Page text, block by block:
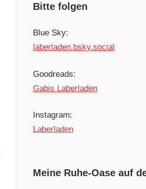
Bitte folgen
Blue Sky:
laberladen.bsky.social
Goodreads:
Gabis Laberladen
Instagram:
Laberladen
Meine Ruhe-Oase auf